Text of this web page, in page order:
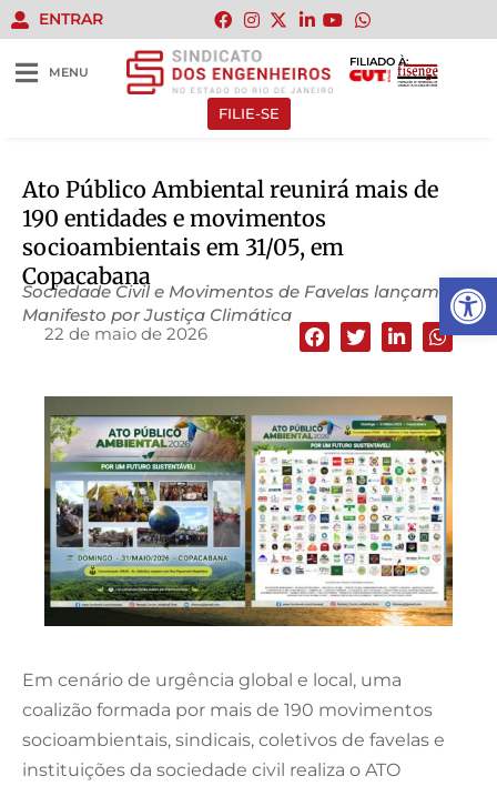
Abrir
ENTRAR
MENU
FILIADO À:
FILIE-SE
Ato Público Ambiental reunirá mais de
190 entidades e movimentos
socioambientais em 31/05, em
Copacabana
Sociedade Civil e Movimentos de Favelas lançam
Manifesto por Justiça Climática
22 de maio de 2026
Em cenário de urgência global e local, uma
coalizão formada por mais de 190 movimentos
socioambientais, sindicais, coletivos de favelas e
instituições da sociedade civil realiza o ATO